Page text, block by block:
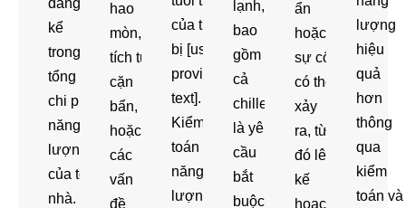
kể
trong
tổng
chi phí
năng
lượng
của tòa
nhà.
hao
mòn,
tích tụ
cặn
bẩn,
hoặc
các
vấn
đề
của thiết
bị [user
provided
text].
Kiểm
toán
năng
lượng
lạnh,
bao
gồm
cả
chiller,
là yêu
cầu
bắt
buộc
ẩn
hoặc
sự cố
có thể
xảy
ra, từ
đó lên
kế
hoạch
lượng
hiệu
quả
hơn
thông
qua
kiểm
toán và